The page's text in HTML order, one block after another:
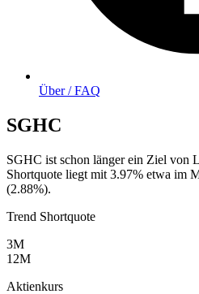
Über / FAQ
SGHC
SGHC ist schon länger ein Ziel von
Shortquote liegt mit 3.97% etwa im
(2.88%).
Trend Shortquote
3M
12M
Aktienkurs